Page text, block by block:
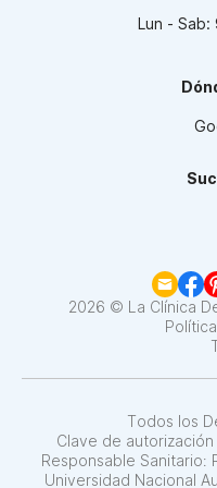
Lun - Sab:
La
La
La
La
La Clínica
2026 © La Clínica
Todos los
Clave de autorización
Responsable Sanitario:
Universidad Nacional